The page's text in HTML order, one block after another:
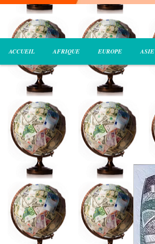
ACCUEIL AFRIQUE EUROPE ASIE